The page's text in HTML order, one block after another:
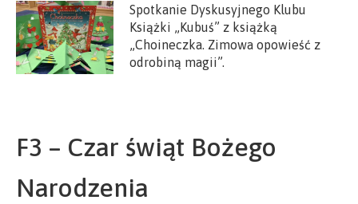
Spotkanie Dyskusyjnego Klubu
Książki „Kubuś” z książką
„Choineczka. Zimowa opowieść z
odrobiną magii”.
F3 – Czar świąt Bożego
Narodzenia